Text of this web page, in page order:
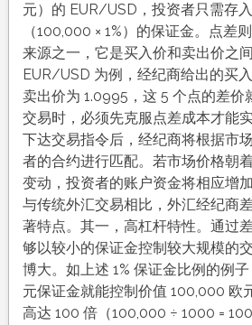
元）的 EUR/USD，投资者只需存
（100,000 × 1%）的保证金。点差
来源之一，它是买入价和卖出价之
EUR/USD 为例，经纪商给出的买
卖出价为 1.0995，这 5 个点的差价
交易时，必须先克服点差成本才能
下达交易指令后，经纪商将根据市
者的合约进行匹配。若市场价格朝
变动，投资者的账户资金将相应增
与传统外汇交易相比，外汇经纪商
著特点。其一，高杠杆特性。通过
够以较小的保证金控制较大规模的
博大。如上述 1% 保证金比例的例
元保证金就能控制价值 100,000 欧
高达 100 倍（100,000 ÷ 1000 =